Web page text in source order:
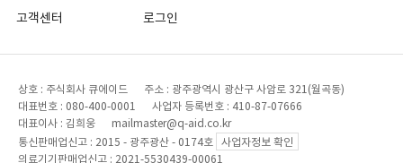
고객센터
로그인
상호 : 주식회사 큐에이드 주소 : 광주광역시 광산구 사암로 321(월곡동)
대표번호 : 080-400-0001 사업자 등록번호 : 410-87-07666
대표이사 : 김희웅 mailmaster@q-aid.co.kr
통신판매업신고 : 2015 - 광주광산 - 0174호
사업자정보 확인
의료기기판매업신고 : 2021-5530439-00061